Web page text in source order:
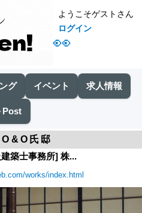
👀
ようこそゲストさん
ログイン
グ イベント 求人情報
Post
氏邸
築士事務所] 株...
works/index.html